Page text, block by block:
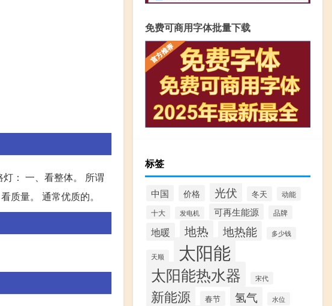
： 一、看整体。 所谓
质量。 通常优质的。
免费可商用字体批量下载
标签
中国 价格 光伏 冬天
动能
十大
发电机 可再生能源 品牌
地暖 地热 地热能 多少钱
天顺 太阳能
太阳能热水器 宋代
新能源 春节 氢气 水位